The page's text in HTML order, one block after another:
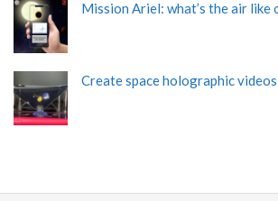
Mission Ariel: what’s the air like
Create space holographic videos